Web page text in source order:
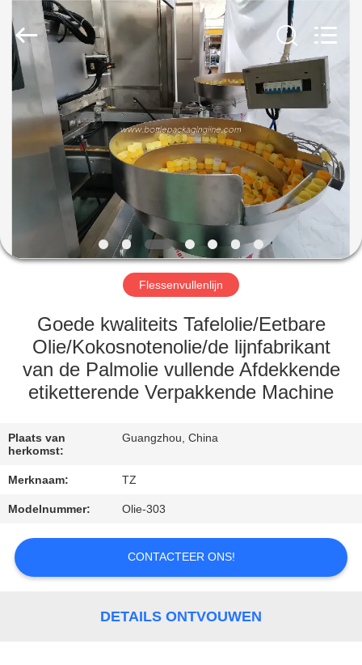
THUIS
PRODUCTEN
VIDEO'S
OVER
ONS
FABRIEKSTOCHT
KWALITEITSCONTROLE
CONTACT
MET
NIEUWS
TENGZHUO
Machinery
Equipment
Co,Ltd..
Rights
Reserved.
Flessenvullenlijn
Goede kwaliteits Tafelolie/Eetbare
Olie/Kokosnotenolie/de lijnfabrikant
van de Palmolie vullende Afdekkende
etiketterende Verpakkende Machine
Plaats van
herkomst:
Guangzhou, China
Merknaam: TZ
Modelnummer: Olie-303
CONTACTEER ONS!
DETAILS ONTVOUWEN